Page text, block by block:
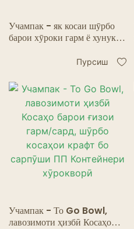
Учампак - як косаи шӯрбо
барои хӯроки гарм ё хунук,
табобатӣ барои шӯрбои
Пурсиш
Учампак - То Go Bowl,
лавозимоти ҳизбӣ Косаҳо